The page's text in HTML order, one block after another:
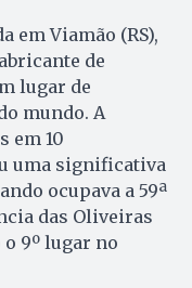
em Viamão (RS),
de
lugar de
mundo. A
em 10
uma significativa
ocupava a 59ª
das Oliveiras
9º lugar no